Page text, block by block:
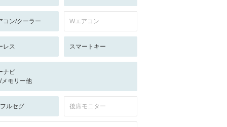
コン/クーラー Wエアコン
レス スマートキー
ナビ
メモリー他
ルセグ 後席モニター